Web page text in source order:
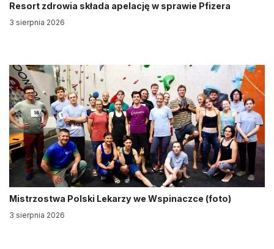
Resort zdrowia składa apelację w sprawie Pfizera
3 sierpnia 2026
Mistrzostwa Polski Lekarzy we Wspinaczce (foto)
3 sierpnia 2026